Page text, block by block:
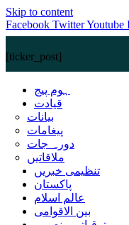
Skip to content
Facebook TwitterYoutube
[ticker_post]
ہوم پیج
قیادت
بیانات
پیغامات
دورہ جات
ملاقاتیں
تنظیمی خبریں
پاکستان
عالم اسلام
بین الاقوامی